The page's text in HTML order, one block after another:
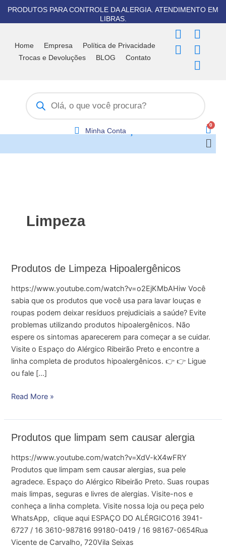
conteúdo
PRODUTOS PARA CONTROLE DA ALERGIA. ATENDIMENTO EM
LIBRAS.
Home Empresa
Política de Privacidade
Trocas e Devoluções
BLOG Contato
F
a
c
o
k
I
n
s
t
g
a
m
T
i
k
k
Y
o
u
t
b
W
h
a
t
a
p
p
Minha Conta
Pesquisar
produtos
Limpeza
Produtos de Limpeza Hipoalergênicos
https://www.youtube.com/watch?v=o2EjKMbAHiw Você
sabia que os produtos que você usa para lavar louças e
roupas podem deixar resíduos prejudiciais a saúde? Evite
problemas utilizando produtos hipoalergênicos. Não
espere os sintomas aparecerem para começar a se cuidar.
Visite o Espaço do Alérgico Ribeirão Preto e encontre a
linha completa de produtos hipoalergênicos. 👉 👉 Ligue
ou fale […]
Produtos
Limpeza
Hipoalergênicos
Read More »
Produtos que limpam sem causar alergia
https://www.youtube.com/watch?v=XdV-kX4wFRY
Produtos que limpam sem causar alergias, sua pele
agradece. Espaço do Alérgico Ribeirão Preto. Suas roupas
mais limpas, seguras e livres de alergias. Visite-nos e
conheça a linha completa. Visite nossa loja ou peça pelo
WhatsApp, clique aqui ESPAÇO DO ALÉRGICO16 3941-
6727 / 16 3610-987816 99180-0419 / 16 98167-0654Rua
Vicente de Carvalho, 720Vila Seixas
Produtos
limpam
sem
causar
alergia